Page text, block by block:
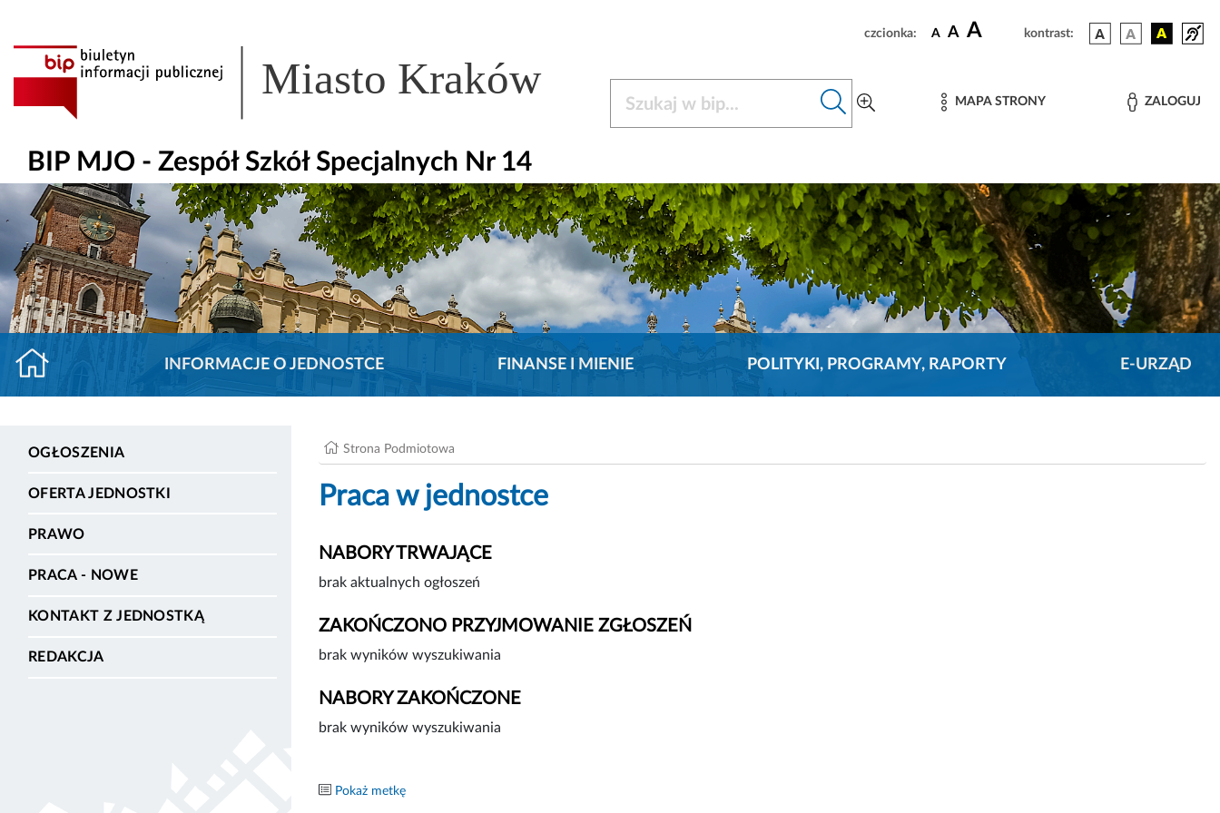
czcionka: A A A kontrast:
Miasto Kraków MAPA STRONY ZALOGUJ
BIP MJO - Zespół Szkół Specjalnych Nr 14
INFORMACJE O JEDNOSTCE FINANSE I MIENIE POLITYKI, PROGRAMY, RAPORTY E-URZĄD
OGŁOSZENIA
OFERTA JEDNOSTKI
PRAWO
PRACA - NOWE
KONTAKT Z JEDNOSTKĄ
REDAKCJA
Strona Podmiotowa
Praca w jednostce
NABORY TRWAJĄCE
brak aktualnych ogłoszeń
ZAKOŃCZONO PRZYJMOWANIE ZGŁOSZEŃ
brak wyników wyszukiwania
NABORY ZAKOŃCZONE
brak wyników wyszukiwania
Pokaż metkę